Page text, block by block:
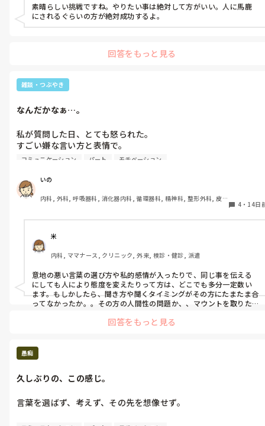
まだなにも考えてないけど、
絵本にしたら少しは自分の人生が
とか、思ってしまって。
やってみようかな。
時間がかかったとしても。
素晴らしい挑戦ですね。やりたい事は絶対して方がいい。人に馬鹿
にされるぐらいの方が絶対成功するよ。
回答をもっと見る
雑談・つぶやき
なんだかなぁ…。
私が質問した日、とても怒られた。
すごい嫌な言い方と表情で。
しているのが聞こえて、
でも私は何の話か明確じゃなかったから
自分の業務を続けた。
その人には普通に答えてた。
なんなら機嫌良く、｢そうそう！｣って。
私が質問した次の日、また別の人が
私とは別の質問だけど同じ業務の質問を
していた。
その人も怒られなかった。
私だけ、やっぱり、私だけ。
なにそれ。
言いやすい？
コミュニケーション パート モチベーション
いの
内科, 外科, 呼吸器科, 消化器内科, 循環器科, 精神科, 整形外科, 皮
4・ 14日
米
内科, ママナース, クリニック, 外来, 検診・健診, 派遣
意地の悪い言葉の選び方や私的感情が入ったりで、同じ事を伝える
にしても人により態度を変えたりって方は、どこでも多分一定数い
ます。もしかしたら、聞き方や聞くタイミングがその方にたまたま合
ってなかったか。。その方の人間性の問題か、、マウントを取りた
が、業務上確認で聞いてるわけなので、業務に支障がなければいい
くかですかね。やりきれないかもしれませんが、頑張ったご自分を
褒めましょう。
回答をもっと見る
愚痴
久しぶりの、この感じ。
言葉を選ばず、考えず、その先を想像せず。